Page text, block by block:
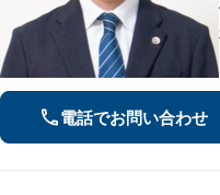
電話でお問い合わせ